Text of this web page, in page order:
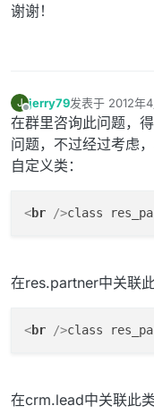
谢谢！
J
离线
jerry79发表于 2012年
最后由 编辑
在群里咨询此问题，
问题，不过经过考虑
自定义类：
<br />class
在res.partner中关联此
<br />class
在crm.lead中关联此类